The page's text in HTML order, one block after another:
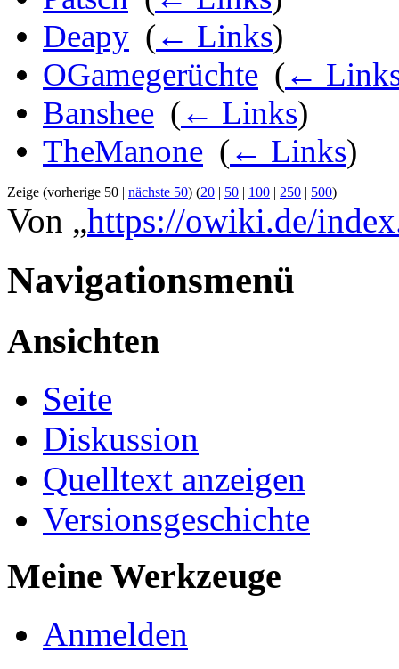
Deapy (← Links)
OGamegerüchte (←
Banshee (← Links)
TheManone (← Links)
Zeige (vorherige 50 | nächste 50) (20 | 50 | 100 | 250 | 500)
Von „https://owiki.de/
Navigationsmenü
Ansichten
Seite
Diskussion
Quelltext anzeigen
Versionsgeschichte
Meine Werkzeuge
Anmelden